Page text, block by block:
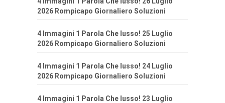
2026 Rompicapo Giornaliero Soluzioni
4 Immagini 1 Parola Che lusso! 25 Luglio
2026 Rompicapo Giornaliero Soluzioni
4 Immagini 1 Parola Che lusso! 24 Luglio
2026 Rompicapo Giornaliero Soluzioni
4 Immagini 1 Parola Che lusso! 23 Luglio